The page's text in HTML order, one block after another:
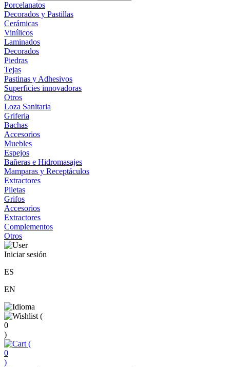
Porcelanatos
Decorados y Pastillas
Cerámicas
Vinílicos
Laminados
Decorados
Piedras
Tejas
Pastinas y Adhesivos
Superficies innovadoras
Otros
Loza Sanitaria
Griferia
Bachas
Accesorios
Muebles
Espejos
Bañeras e Hidromasajes
Mamparas y Receptáculos
Extractores
Piletas
Grifos
Accesorios
Extractores
Complementos
Otros
Iniciar sesión
ES
EN
(
0
)
(
0
)